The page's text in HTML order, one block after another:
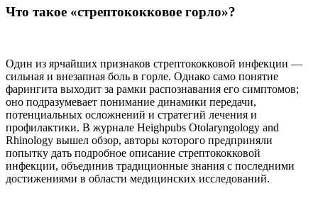
Что такое «стрептококковое горло»?
Один из ярчайших признаков стрептококковой инфекции —
сильная и внезапная боль в горле. Однако само понятие
фарингита выходит за рамки распознавания его симптомов;
оно подразумевает понимание динамики передачи,
потенциальных осложнений и стратегий лечения и
профилактики. В журнале Heighpubs Otolaryngology and
Rhinology вышел обзор, авторы которого предприняли
попытку дать подробное описание стрептококковой
инфекции, объединив традиционные знания с последними
достижениями в области медицинских исследований.